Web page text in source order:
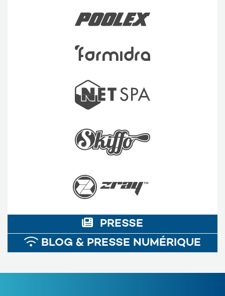
PRESSE
BLOG & PRESSE NUMÉRIQUE